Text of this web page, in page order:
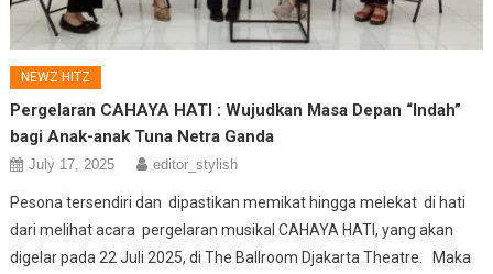
NEWZ HITZ
Pergelaran CAHAYA HATI : Wujudkan Masa Depan “Indah”
bagi Anak-anak Tuna Netra Ganda
July 17, 2025 editor_stylish
Pesona tersendiri dan dipastikan memikat hingga melekat di hati
dari melihat acara pergelaran musikal CAHAYA HATI, yang akan
digelar pada 22 Juli 2025, di The Ballroom Djakarta Theatre. Maka